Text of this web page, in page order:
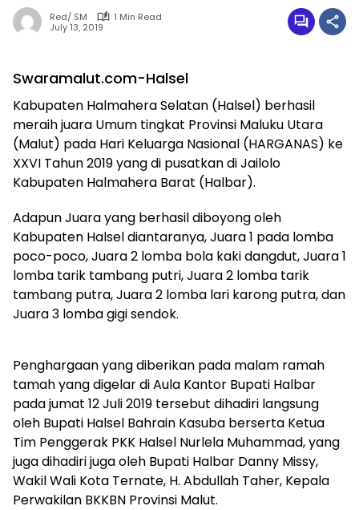
Red/ SM
1 Min Read
July 13, 2019
Swaramalut.com-Halsel
Kabupaten Halmahera Selatan (Halsel) berhasil
meraih juara Umum tingkat Provinsi Maluku Utara
(Malut) pada Hari Keluarga Nasional (HARGANAS) ke
XXVI Tahun 2019 yang di pusatkan di Jailolo
Kabupaten Halmahera Barat (Halbar).
Adapun Juara yang berhasil diboyong oleh
Kabupaten Halsel diantaranya, Juara 1 pada lomba
poco-poco, Juara 2 lomba bola kaki dangdut, Juara 1
lomba tarik tambang putri, Juara 2 lomba tarik
tambang putra, Juara 2 lomba lari karong putra, dan
Juara 3 lomba gigi sendok.
Penghargaan yang diberikan pada malam ramah
tamah yang digelar di Aula Kantor Bupati Halbar
pada jumat 12 Juli 2019 tersebut dihadiri langsung
oleh Bupati Halsel Bahrain Kasuba berserta Ketua
Tim Penggerak PKK Halsel Nurlela Muhammad, yang
juga dihadiri juga oleh Bupati Halbar Danny Missy,
Wakil Wali Kota Ternate, H. Abdullah Taher, Kepala
Perwakilan BKKBN Provinsi Malut.